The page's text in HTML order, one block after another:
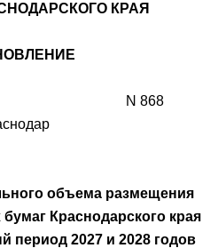
КРАЯ
N 868
объема размещения
Краснодарского края
период 2027 и 2028 годов